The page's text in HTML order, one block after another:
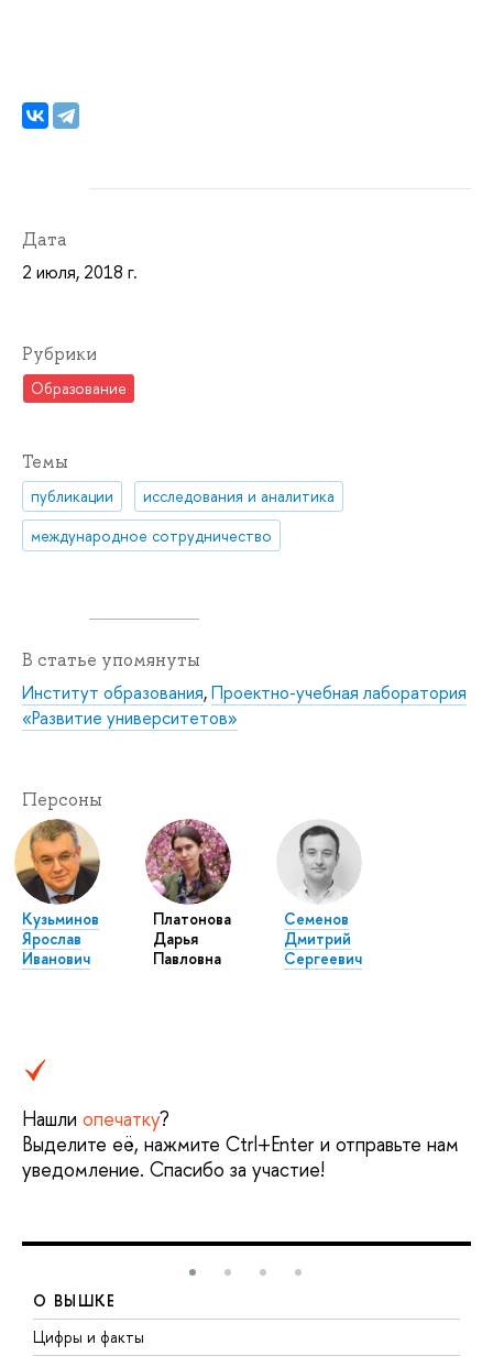
Дата
2 июля, 2018 г.
Рубрики
Образование
Темы
публикации
исследования и аналитика
международное сотрудничество
В статье упомянуты
Институт образования,Проектно-учебная лаборатория
«Развитие университетов»
Персоны
Кузьминов
Ярослав
Иванович
Платонова
Дарья
Павловна
Семенов
Дмитрий
Сергеевич
Нашли опечатку?
Выделите её, нажмите Ctrl+Enter и отправьте нам
уведомление. Спасибо за участие!
О ВЫШКЕ
Цифры и факты